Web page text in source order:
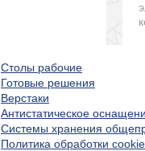
Столы рабочие
Готовые решения
Верстаки
Антистатическое
Системы хранения
Политика обработки cookie